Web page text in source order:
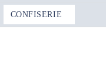
CONFISERIE